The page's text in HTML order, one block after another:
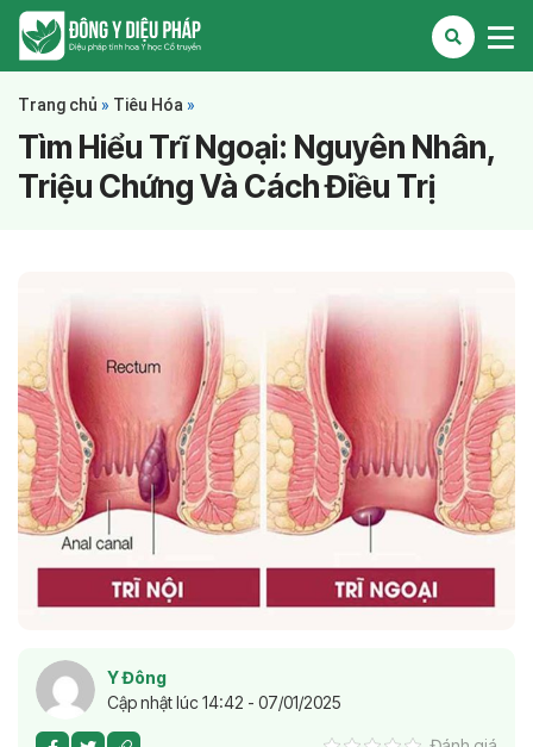
Trang chủ » Tiêu Hóa »
Tìm Hiểu Trĩ Ngoại: Nguyên Nhân,
Triệu Chứng Và Cách Điều Trị
Y Đông
Cập nhật lúc 14:42 - 07/01/2025